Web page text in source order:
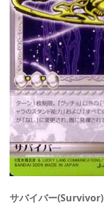
サバイバー(Survivor)